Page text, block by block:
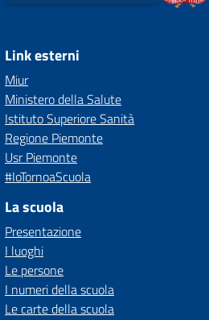
Link esterni
Miur
Ministero della Salute
Istituto Superiore Sanità
Regione Piemonte
Usr Piemonte
#IoTornoaScuola
La scuola
Presentazione
I luoghi
Le persone
I numeri della scuola
Le carte della scuola